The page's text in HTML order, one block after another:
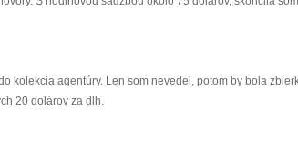
kolekcia agentúry. Len som nevedel, potom by bola
20 dolárov za dlh.